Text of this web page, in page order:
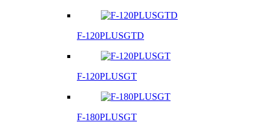
F-120PLUSGTD
F-120PLUSGT
F-180PLUSGT